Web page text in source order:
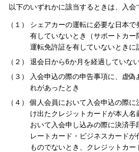
以下のいずれかに該当するときは、入会
（１）
シェアカーの運転に必要な日本
有していないとき（サポートカー
運転免許証を有していないときに
（２）
退会日から6か月を経過していな
（３）
入会申込の際の申告事項に、虚
れがあったとき
（４）
個人会員において入会申込の際
け出たクレジットカードが本人
おいて入会申し込みの際に決済
レートカード・ビジネスカード
ものでないとき、クレジットカ